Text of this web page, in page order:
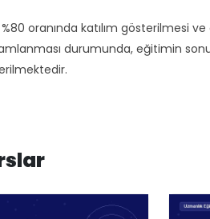
oranında katılım gösterilmesi
durumunda, eğitimin